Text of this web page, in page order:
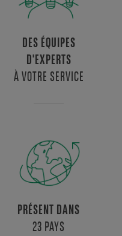
DES ÉQUIPES
D'EXPERTS
À VOTRE SERVICE
PRÉSENT DANS
23 PAYS